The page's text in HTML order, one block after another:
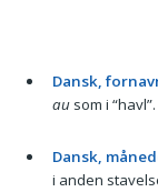
Dansk,
ausom i “havl”.
Dansk,
i anden